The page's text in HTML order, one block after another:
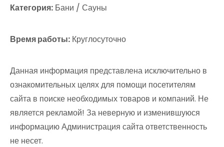
Категория: Бани / Сауны
Время работы: Круглосуточно
Данная информация представлена исключительно в
ознакомительных целях для помощи посетителям
сайта в поиске необходимых товаров и компаний. Не
является рекламой! За неверную и изменившуюся
информацию Администрация сайта ответственность
не несет.